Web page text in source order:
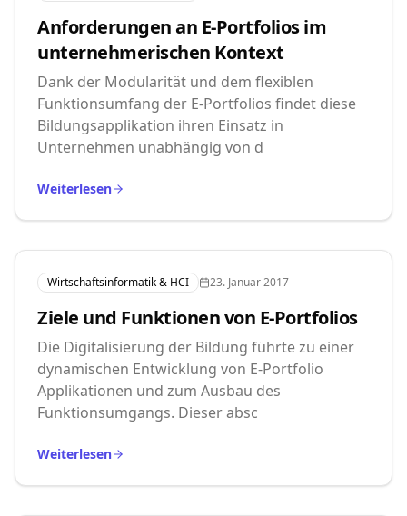
Anforderungen an E-Portfolios im
unternehmerischen Kontext
Dank der Modularität und dem flexiblen
Funktionsumfang der E-Portfolios findet diese
Bildungsapplikation ihren Einsatz in
Unternehmen unabhängig von d
Weiterlesen
Wirtschaftsinformatik & HCI 23. Januar 2017
Ziele und Funktionen von E-Portfolios
Die Digitalisierung der Bildung führte zu einer
dynamischen Entwicklung von E-Portfolio
Applikationen und zum Ausbau des
Funktionsumgangs. Dieser absc
Weiterlesen